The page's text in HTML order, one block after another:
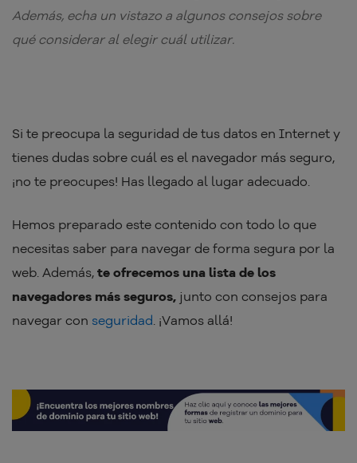
Además, echa un vistazo a algunos consejos sobre
qué considerar al elegir cuál utilizar.
Si te preocupa la seguridad de tus datos en Internet y
tienes dudas sobre cuál es el navegador más seguro,
¡no te preocupes! Has llegado al lugar adecuado.
Hemos preparado este contenido con todo lo que
necesitas saber para navegar de forma segura por la
web. Además, te ofrecemos una lista de los
navegadores más seguros, junto con consejos para
navegar con seguridad. ¡Vamos allá!